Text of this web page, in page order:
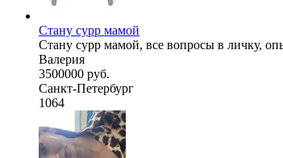
Стану сурр мамой
Стану сурр мамой, все вопросы в личку,
Валерия
3500000 руб.
Санкт-Петербург
1064